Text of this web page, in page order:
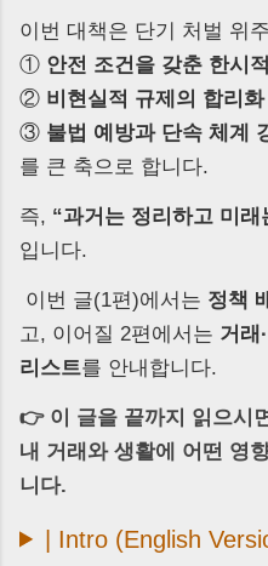
이번 대책은 단기 처벌 위
① 안전 조건을 갖춘 한시
② 비현실적 규제의 합리화
③ 불법 예방과 단속 체계
를 큰 축으로 합니다.
즉, “과거는 정리하고 미래
입니다.
이번 글(1편)에서는 정책
고, 이어질 2편에서는 거래
리스트를 안내합니다.
👉 이 글을 끝까지 읽으시
내 거래와 생활에 어떤 영
니다.
| Intro (English